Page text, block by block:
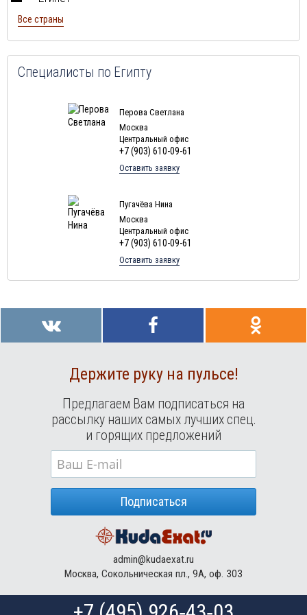
Туры в
Туры в Россию в августе
Туры в Кубу в августе
Доминиканская Республика
Туры в Грецию в августе
Туры в Мальдивы в августе
Туры в Маврикий в августе
Все страны
Специалисты по Египту
Перова Светлана
Москва
Центральный офис
+7 (903) 610-09-61
Оставить заявку
Пугачёва Нина
Москва
Центральный офис
+7 (903) 610-09-61
Оставить заявку
Держите руку на пульсе!
Предлагаем Вам подписаться на
рассылку наших самых лучших спец.
и горящих предложений
Подписаться
admin@kudaexat.ru
Москва, Сокольническая пл., 9А, оф. 303